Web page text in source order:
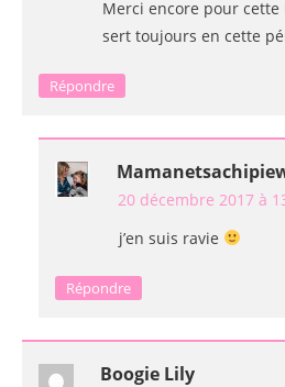
Merci encore pour
sert toujours en cette
Répondre
20 décembre 2017 à
j’en suis ravie
Répondre
Boogie Lily